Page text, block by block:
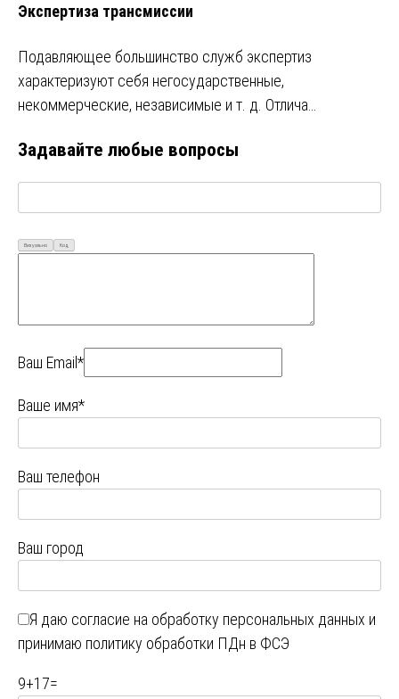
Экспертиза трансмиссии
Подавляющее большинство служб экспертиз
характеризуют себя негосударственные,
некоммерческие, независимые и т. д. Отлича…
Задавайте любые вопросы
Визуально Код
Ваш Email*
Ваше имя*
Ваш телефон
Ваш город
Я даю согласие на обработку персональных данных и
принимаю политику обработки ПДн в ФСЭ
9+17=